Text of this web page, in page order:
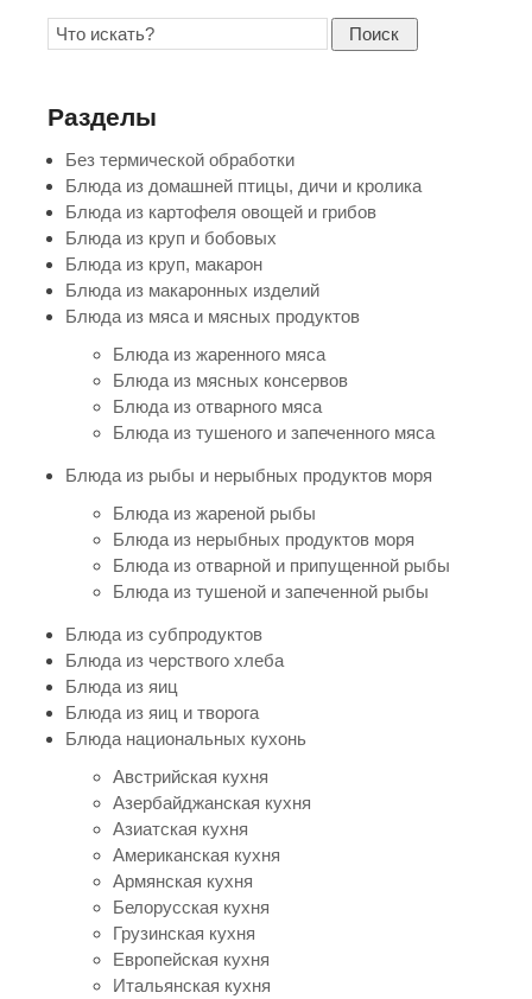
Поиск
Разделы
Без термической обработки
Блюда из домашней птицы, дичи и кролика
Блюда из картофеля овощей и грибов
Блюда из круп и бобовых
Блюда из круп, макарон
Блюда из макаронных изделий
Блюда из мяса и мясных продуктов
Блюда из жаренного мяса
Блюда из мясных консервов
Блюда из отварного мяса
Блюда из тушеного и запеченного мяса
Блюда из рыбы и нерыбных продуктов моря
Блюда из жареной рыбы
Блюда из нерыбных продуктов моря
Блюда из отварной и припущенной рыбы
Блюда из тушеной и запеченной рыбы
Блюда из субпродуктов
Блюда из черствого хлеба
Блюда из яиц
Блюда из яиц и творога
Блюда национальных кухонь
Австрийская кухня
Азербайджанская кухня
Азиатская кухня
Американская кухня
Армянская кухня
Белорусская кухня
Грузинская кухня
Европейская кухня
Итальянская кухня